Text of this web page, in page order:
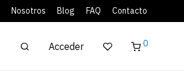
Nosotros Blog FAQ Contacto
Acceder 0